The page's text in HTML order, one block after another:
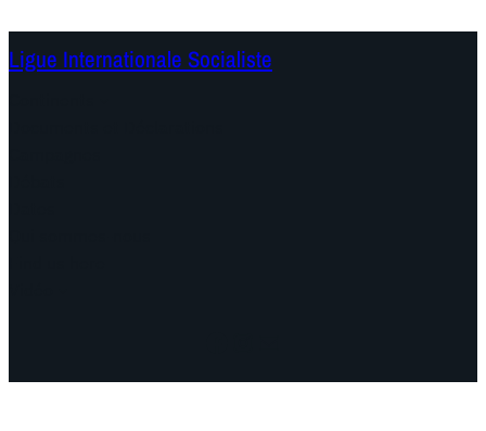
Ligue Internationale Socialiste